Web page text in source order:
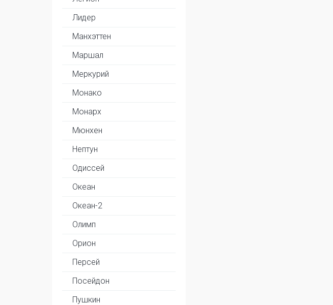
Лидер
Манхэттен
Маршал
Меркурий
Монако
Монарх
Мюнхен
Нептун
Одиссей
Океан
Океан-2
Олимп
Орион
Персей
Посейдон
Пушкин